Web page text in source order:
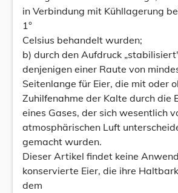
in Verbindung mit Kühllagerung
1°
Celsius behandelt wurden;
b) durch den Aufdruck
denjenigen einer Raute von
Seitenlange für Eier, die mit oder
Zuhilfenahme der Kalte durch die
eines Gases, der sich wesentlich
atmosphärischen Luft
gemacht wurden.
Dieser Artikel findet keine
konservierte Eier, die ihre
dem